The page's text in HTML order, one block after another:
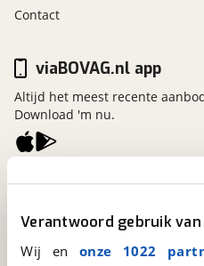
Verantwoord gebruik van
Wij en onze 1022
Contact
viaBOVAG.nl
3981 AJ Bunnik
Een initiatief van
BOVAG
viaBOVAG.nl app
Altijd het meest recente
Download 'm nu.